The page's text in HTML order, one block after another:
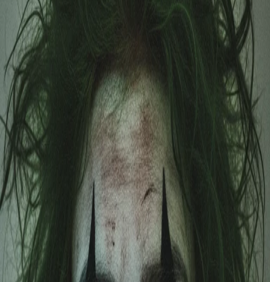
Crie alegria que valha a pena partilhar.
Entrar com o Google